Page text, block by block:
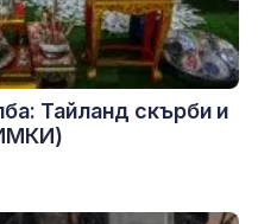
Тайланд скърби и